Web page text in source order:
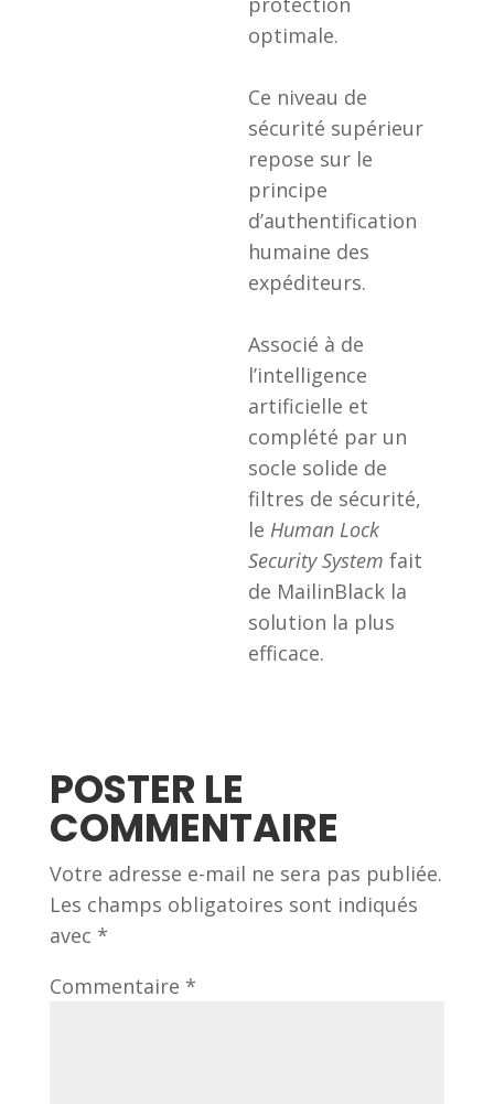
expéditeurs.
l’intelligence
artificielle et
complété par un
socle solide de
filtres de sécurité,
leHuman Lock
Security System
solution la plus
efficace.
COMMENTAIRE
Votre adresse e-mail ne sera pas publiée.
Les champs obligatoires sont indiqués